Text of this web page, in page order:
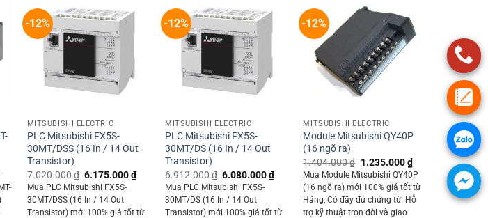
₫.
-12%
MITSUBISHI ELECTRIC
PLC Mitsubishi FX5S-
30MT/DSS (16 In / 14 Out
Transistor)
7.020.000₫ Original
price
was:
7.020.000 ₫.
6.175.000₫Current
price
6.175.000 ₫.
Mua PLC Mitsubishi FX5S-
30MT/DSS (16 In / 14 Out
Transistor) mới 100% giá tốt từ
-12%
MITSUBISHI ELECTRIC
PLC Mitsubishi FX5S-
30MT/DS (16 In / 14 Out
Transistor)
6.912.000₫ Original
price
was:
6.912.000 ₫.
6.080.000₫Current
price
6.080.000 ₫.
Mua PLC Mitsubishi FX5S-
30MT/DS (16 In / 14 Out
Transistor) mới 100% giá tốt từ
-12%
MITSUBISHI ELECTRIC
Module Mitsubishi QY40P
(16 ngõ ra)
1.404.000₫ Original
price
was:
1.404.000 ₫.
1.235.000₫Current
price
is:
1.235.000 ₫.
Mua Module Mitsubishi QY40P
(16 ngõ ra) mới 100% giá tốt từ
Hãng, Có đầy đủ chứng từ. Hỗ
trợ kỹ thuật trọn đời và giao